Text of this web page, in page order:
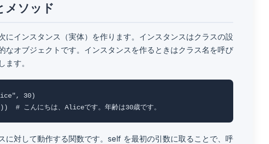
メソッド
にインスタンス（実体）を作ります。インスタンスはクラスの設
なオブジェクトです。インスタンスを作るときはクラス名を呼び
ます。
30)
こんにちは、Aliceです。年齢は30歳です。
に対して動作する関数です。self を最初の引数に取ることで、呼